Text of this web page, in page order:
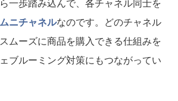
一歩踏み込んで、各チャネル同士を
ニチャネルなのです。どのチャネル
ムーズに商品を購入できる仕組みを
ブルーミング対策にもつながってい